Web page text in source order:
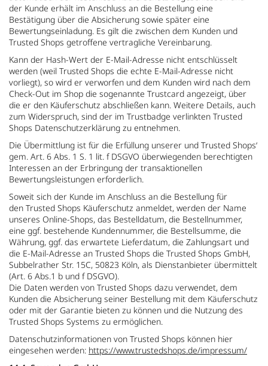
der Kunde erhält im Anschluss an die Bestellung eine
Bestätigung über die Absicherung sowie später eine
Bewertungseinladung. Es gilt die zwischen dem Kunden und
Trusted Shops getroffene vertragliche Vereinbarung.
Kann der Hash-Wert der E-Mail-Adresse nicht entschlüsselt
werden (weil Trusted Shops die echte E-Mail-Adresse nicht
vorliegt), so wird er verworfen und dem Kunden wird nach dem
Check-Out im Shop die sogenannte Trustcard angezeigt, über
die er den Käuferschutz abschließen kann. Weitere Details, auch
zum Widerspruch, sind der im Trustbadge verlinkten Trusted
Shops Datenschutzerklärung zu entnehmen.
Die Übermittlung ist für die Erfüllung unserer und Trusted Shops‘
gem. Art. 6 Abs. 1 S. 1 lit. f DSGVO überwiegenden berechtigten
Interessen an der Erbringung der transaktionellen
Bewertungsleistungen erforderlich.
Soweit sich der Kunde im Anschluss an die Bestellung für
den Trusted Shops Käuferschutz anmeldet, werden der Name
unseres Online-Shops, das Bestelldatum, die Bestellnummer,
eine ggf. bestehende Kundennummer, die Bestellsumme, die
Währung, ggf. das erwartete Lieferdatum, die Zahlungsart und
die E-Mail-Adresse an Trusted Shops die Trusted Shops GmbH,
Subbelrather Str. 15C, 50823 Köln, als Dienstanbieter übermittelt
(Art. 6 Abs.1 b und f DSGVO).
Die Daten werden von Trusted Shops dazu verwendet, dem
Kunden die Absicherung seiner Bestellung mit dem Käuferschutz
oder mit der Garantie bieten zu können und die Nutzung des
Trusted Shops Systems zu ermöglichen.
Datenschutzinformationen von Trusted Shops können hier
eingesehen werden: https://www.trustedshops.de/impressum/